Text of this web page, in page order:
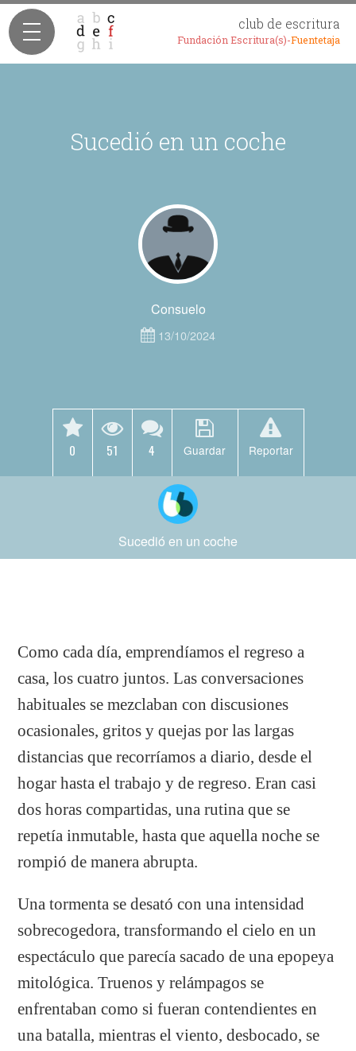
club de escritura
Fundación Escritura(s)-Fuentetaja
Sucedió en un coche
Consuelo
13/10/2024
0 51 4 Guardar Reportar
Sucedió en un coche
Como cada día, emprendíamos el regreso a
casa, los cuatro juntos. Las conversaciones
habituales se mezclaban con discusiones
ocasionales, gritos y quejas por las largas
distancias que recorríamos a diario, desde el
hogar hasta el trabajo y de regreso. Eran casi
dos horas compartidas, una rutina que se
repetía inmutable, hasta que aquella noche se
rompió de manera abrupta.
Una tormenta se desató con una intensidad
sobrecogedora, transformando el cielo en un
espectáculo que parecía sacado de una epopeya
mitológica. Truenos y relámpagos se
enfrentaban como si fueran contendientes en
una batalla, mientras el viento, desbocado, se